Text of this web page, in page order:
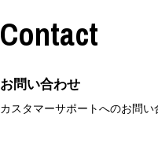
Contact
お問い合わせ
カスタマーサポートへのお問い